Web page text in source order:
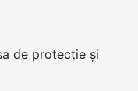
de protecție și